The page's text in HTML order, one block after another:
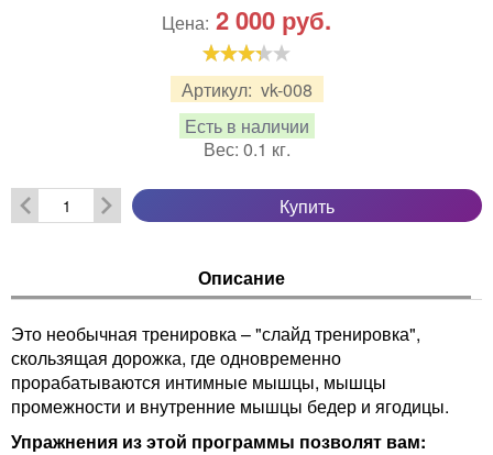
Артикул: vk-008
Есть в наличии
Вес: 0.1 кг.
Цена: 2 000 руб.
Купить
Описание
Это необычная тренировка – "слайд тренировка",
скользящая дорожка, где одновременно
прорабатываются интимные мышцы, мышцы
промежности и внутренние мышцы бедер и ягодицы.
Упражнения из этой программы позволят вам: